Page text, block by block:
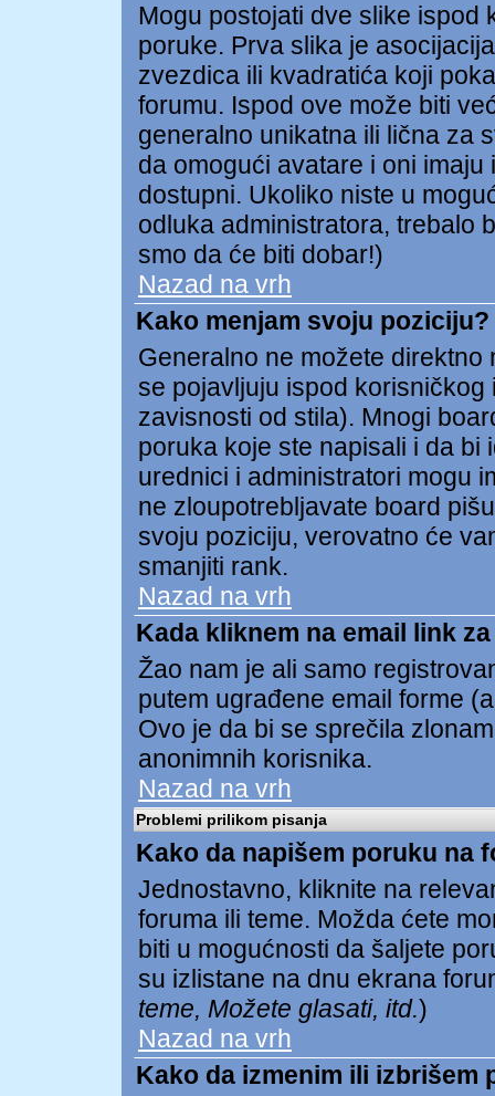
Mogu postojati dve slike ispod
poruke. Prva slika je
zvezdica ili kvadratića koji
forumu. Ispod ove može biti
generalno unikatna ili lična za
da omogući avatare i oni
dostupni. Ukoliko niste u
odluka administratora, trebalo
smo da će biti dobar!)
Nazad na vrh
Kako menjam svoju poziciju?
Generalno ne možete
se pojavljuju ispod
zavisnosti od stila). Mnogi
poruka koje ste napisali i da bi
urednici i administratori mogu
ne zloupotrebljavate board
svoju poziciju, verovatno će
smanjiti rank.
Nazad na vrh
Kada kliknem na email link
Žao nam je ali samo
putem ugrađene email forme
Ovo je da bi se sprečila
anonimnih korisnika.
Nazad na vrh
Problemi prilikom pisanja
Kako da napišem poruku na
Jednostavno, kliknite na
foruma ili teme. Možda ćete
biti u mogućnosti da šaljete
su izlistane na dnu ekrana
teme, Možete glasati, itd.)
Nazad na vrh
Kako da izmenim ili izbrišem